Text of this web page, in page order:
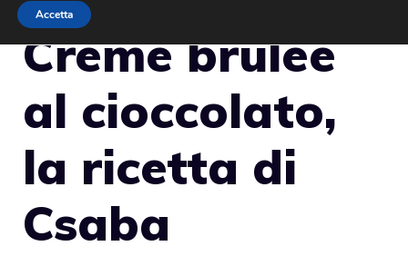
Crème brûlée
al cioccolato,
la ricetta di
Csaba
Accetta